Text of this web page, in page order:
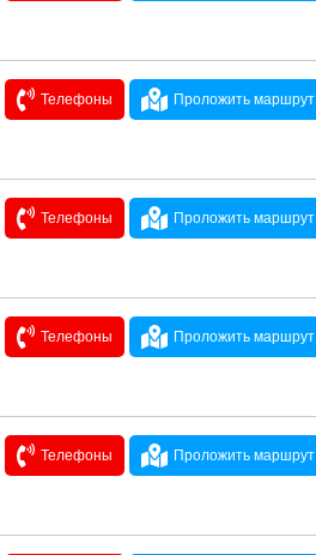
Телефоны Проложить маршрут
Телефоны Проложить маршрут
Телефоны Проложить маршрут
Телефоны Проложить маршрут